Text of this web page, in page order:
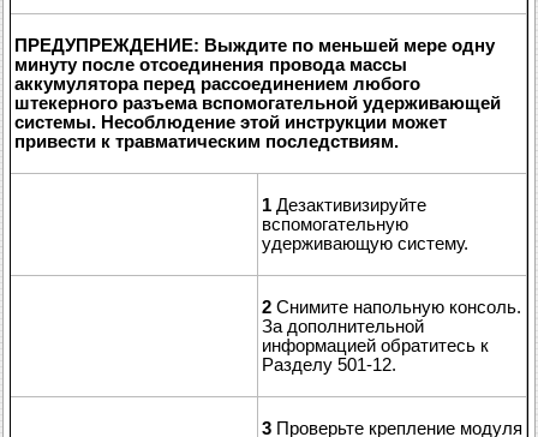
ПРЕДУПРЕЖДЕНИЕ: Выждите по меньшей мере одну
минуту после отсоединения провода массы
аккумулятора перед рассоединением любого
штекерного разъема вспомогательной удерживающей
системы. Несоблюдение этой инструкции может
привести к травматическим последствиям.
1 Дезактивизируйте
вспомогательную
удерживающую систему.
2 Снимите напольную консоль.
За дополнительной
информацией обратитесь к
Разделу 501-12.
3 Проверьте крепление модуля